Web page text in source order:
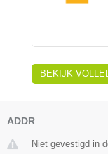
BEKIJK
ADDR
Niet gevestigd in